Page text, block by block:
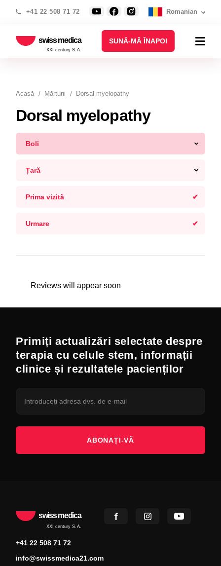
+41 22 508 71 72 Romanian
swiss medica
XXI century S.A.
SUNĂ-MĂ ÎNAPOI
Acasă Mărturii Dorsal myelopathy
Dorsal myelopathy
Boli
Țară
Prima vizită
Urmare
Reviews will appear soon
Primiți actualizări selectate despre
terapia cu celule stem, informații
clinice și rezultatele pacienților
ABONAȚI-VĂ
swiss medica
XXI century S.A.
+41 22 508 71 72
info@swissmedica21.com